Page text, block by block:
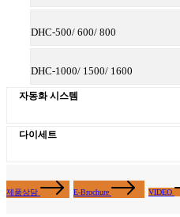
DHC-500/ 600/ 800
DHC-1000/ 1500/ 1600
자동화 시스템
다이세트
제품상담 E-Brochure VIDEO